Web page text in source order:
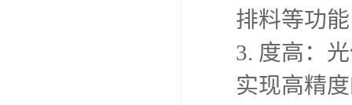
排料等功
3. 度高：
实现高精